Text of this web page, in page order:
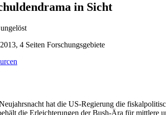
in Sicht
4 Seiten Forschungsgebiete
hat die US-Regierung die
die Erleichterungen der Bush-Ära für mittlere